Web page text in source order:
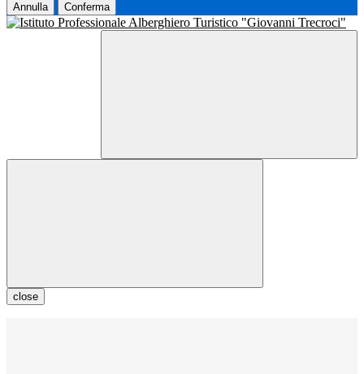
Annulla Conferma
close